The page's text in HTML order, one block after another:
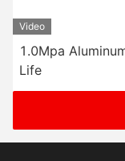
Video
1.0Mpa
Life